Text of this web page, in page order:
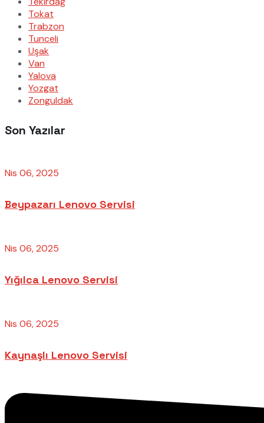
Tokat
Trabzon
Tunceli
Uşak
Van
Yalova
Yozgat
Zonguldak
Son Yazılar
Nis 06, 2025
Beypazarı Lenovo Servisi
Nis 06, 2025
Yığılca Lenovo Servisi
Nis 06, 2025
Kaynaşlı Lenovo Servisi